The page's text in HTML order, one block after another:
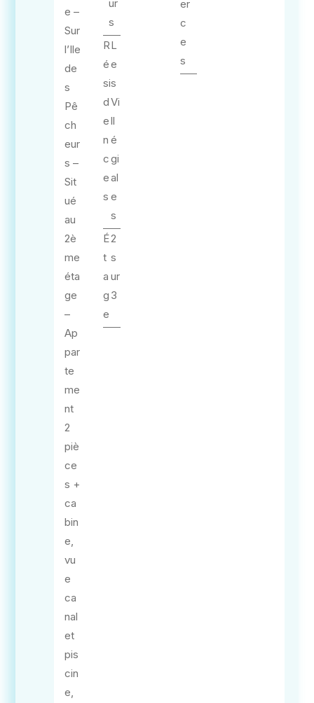
e –
Sur
l’Ile
de
s
Pê
ch
eur
s –
Sit
ué
au
2è
me
éta
ge
–
Ap
par
te
me
nt
2
piè
ce
s +
ca
bin
e,
vu
e
ca
nal
et
pis
cin
e,
ur
s
R
é
si
d
e
n
c
e
s
L
e
s
Vi
ll
é
gi
al
e
s
É
t
a
g
e
2
s
ur
3
er
c
e
s